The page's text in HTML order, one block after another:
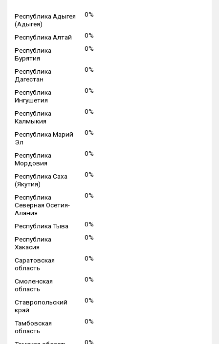
Республика Адыгея
(Адыгея)
0%
Республика Алтай
0%
Республика
Бурятия
0%
Республика
Дагестан
0%
Республика
Ингушетия
0%
Республика
Калмыкия
0%
Республика Марий
Эл
0%
Республика
Мордовия
0%
Республика Саха
(Якутия)
0%
Республика
Северная Осетия-
Алания
0%
Республика Тыва
0%
Республика
Хакасия
0%
Саратовская
область
0%
Смоленская
область
0%
Ставропольский
край
0%
Тамбовская
область
0%
0%